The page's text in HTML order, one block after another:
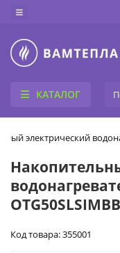
КАТАЛОГ
электрический
Код товара: 355001